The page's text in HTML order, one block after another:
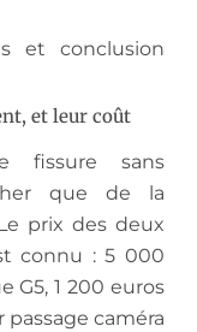
et conclusion
et leur coût
fissure sans
que de la
prix des deux
connu : 5 000
G5, 1 200 euros
passage caméra